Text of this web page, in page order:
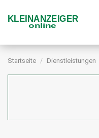
Startseite Dienstleistungen